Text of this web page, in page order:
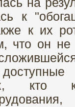
на
к
к их
что он
кто